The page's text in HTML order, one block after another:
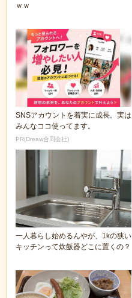
ｗｗ
SNSアカウントを着実に成長。実は
みんなココ使ってます。
PR(Dreaw合同会社)
一人暮らし始めるんやが、1kの狭い
キッチンって炊飯器どこに置くの？